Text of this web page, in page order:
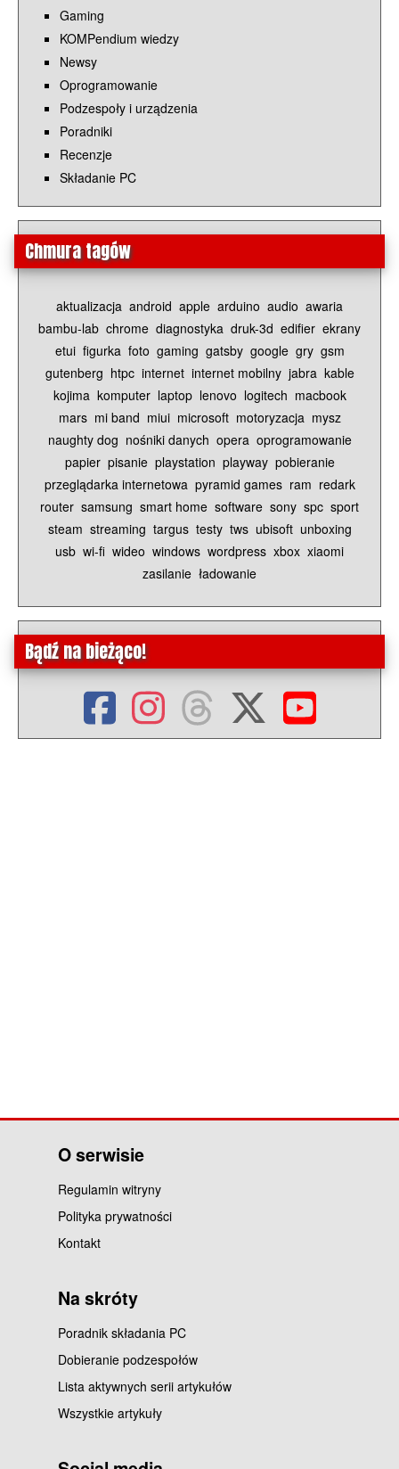
Gaming
KOMPendium wiedzy
Newsy
Oprogramowanie
Podzespoły i urządzenia
Poradniki
Recenzje
Składanie PC
Chmura tagów
aktualizacja android apple arduino audio awaria
bambu-lab chrome diagnostyka druk-3d edifier ekrany
etui figurka foto gaming gatsby google gry gsm
gutenberg htpc internet internet mobilny jabra kable
kojima komputer laptop lenovo logitech macbook
mars mi band miui microsoft motoryzacja mysz
naughty dog nośniki danych opera oprogramowanie
papier pisanie playstation playway pobieranie
przeglądarka internetowa pyramid games ram redark
router samsung smart home software sony spc sport
steam streaming targus testy tws ubisoft unboxing
usb wi-fi wideo windows wordpress xbox xiaomi
zasilanie ładowanie
Bądź na bieżąco!
O serwisie
Regulamin witryny
Polityka prywatności
Kontakt
Na skróty
Poradnik składania PC
Dobieranie podzespołów
Lista aktywnych serii artykułów
Wszystkie artykuły